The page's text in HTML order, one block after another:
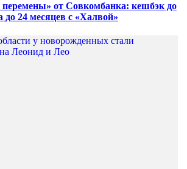
от Совкомбанка: кешбэк до
до 24 месяцев с «Халвой»